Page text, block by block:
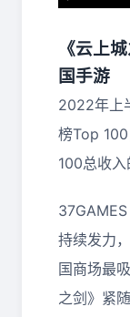
《云上
国手游
2022年上
榜Top
100总收入
持续发力
国商场最
之剑》紧